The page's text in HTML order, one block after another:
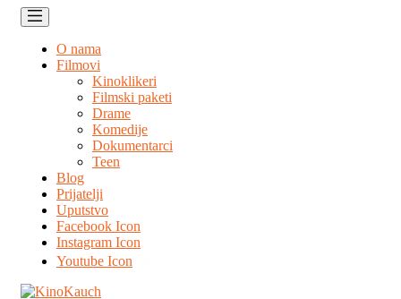
O nama
Filmovi
Kinoklikeri
Filmski paketi
Drame
Komedije
Dokumentarci
Teen
Blog
Prijatelji
Uputstvo
Facebook Icon
Instagram Icon
Youtube Icon